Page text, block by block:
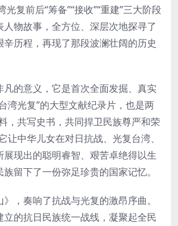
复前后“筹备”“接收”“重建”三大阶段
人物故事，全方位、深层次地探寻了
辛历程，再现了那段波澜壮阔的历史
凡的意义，它是首次全面发掘、真实
湾光复”的大型文献纪录片，也是两
，共写史书，共同捍卫民族尊严和荣
让中华儿女在对日抗战、光复台湾、
展现出的聪明睿智、艰苦卓绝得以生
留下了一份弥足珍贵的国家记忆。
，奏响了抗战与光复的激昂序曲。
立的抗日民族统一战线，凝聚起全民